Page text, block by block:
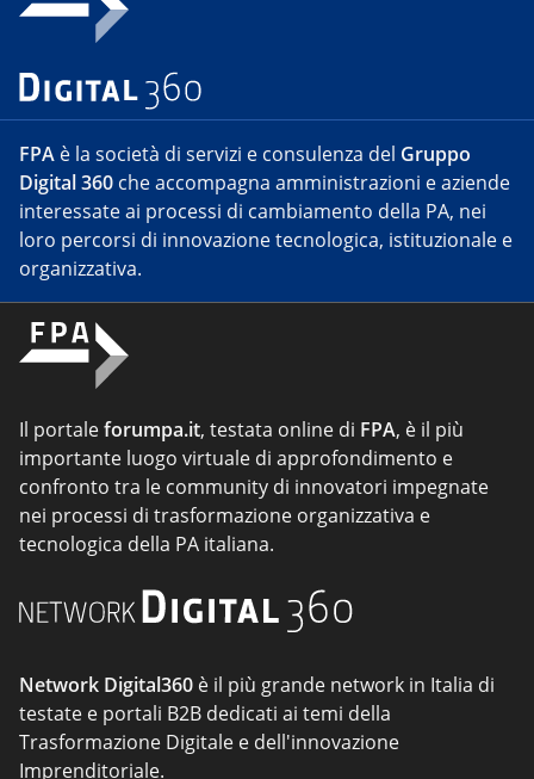
FPA è la società di servizi e consulenza del Gruppo
Digital 360 che accompagna amministrazioni e aziende
interessate ai processi di cambiamento della PA, nei
loro percorsi di innovazione tecnologica, istituzionale e
organizzativa.
Il portaleforumpa.it, testata online di FPA, è il più
importante luogo virtuale di approfondimento e
confronto tra le community di innovatori impegnate
nei processi di trasformazione organizzativa e
tecnologica della PA italiana.
Network Digital360 è il più grande network in Italia di
testate e portali B2B dedicati ai temi della
Trasformazione Digitale e dell'innovazione
Imprenditoriale.